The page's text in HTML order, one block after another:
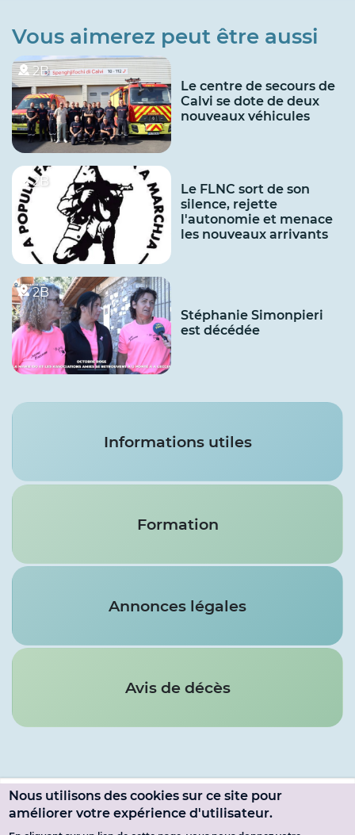
Vous aimerez peut être aussi
2B
Le centre de secours de
Calvi se dote de deux
nouveaux véhicules
2B
Le FLNC sort de son
silence, rejette
l'autonomie et menace
les nouveaux arrivants
2B
Stéphanie Simonpieri
est décédée
Services
Informations utiles
Formation
Annonces légales
Avis de décès
Menu
SE CONNECTER
Nous utilisons des cookies sur ce site pour
améliorer votre expérience d'utilisateur.